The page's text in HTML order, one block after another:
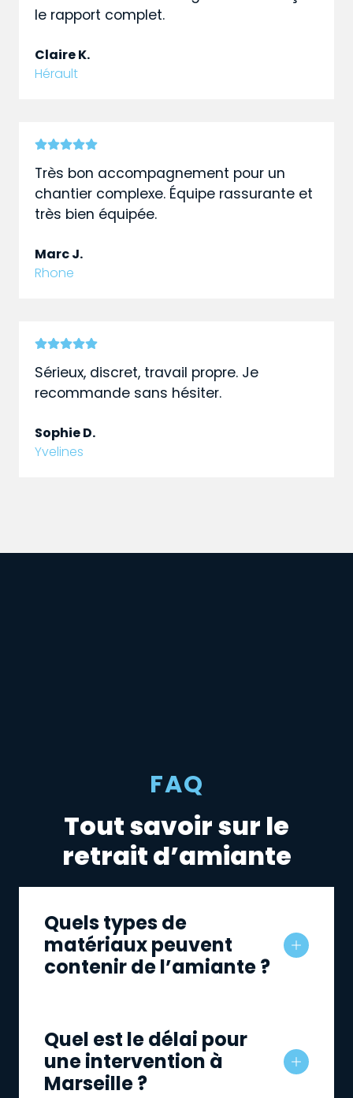
le rapport complet.
Claire K.
Hérault
Très bon accompagnement pour un
chantier complexe. Équipe rassurante et
très bien équipée.
Marc J.
Rhone
Sérieux, discret, travail propre. Je
recommande sans hésiter.
Sophie D.
Yvelines
FAQ
Tout savoir sur le
retrait d’amiante
Quels types de
matériaux peuvent
contenir de l’amiante ?
Quel est le délai pour
une intervention à
Marseille ?